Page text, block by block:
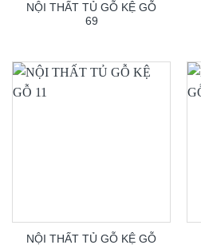
NỘI THẤT TỦ GỖ KỆ GỖ
69
NỘI THẤT TỦ GỖ KỆ GỖ